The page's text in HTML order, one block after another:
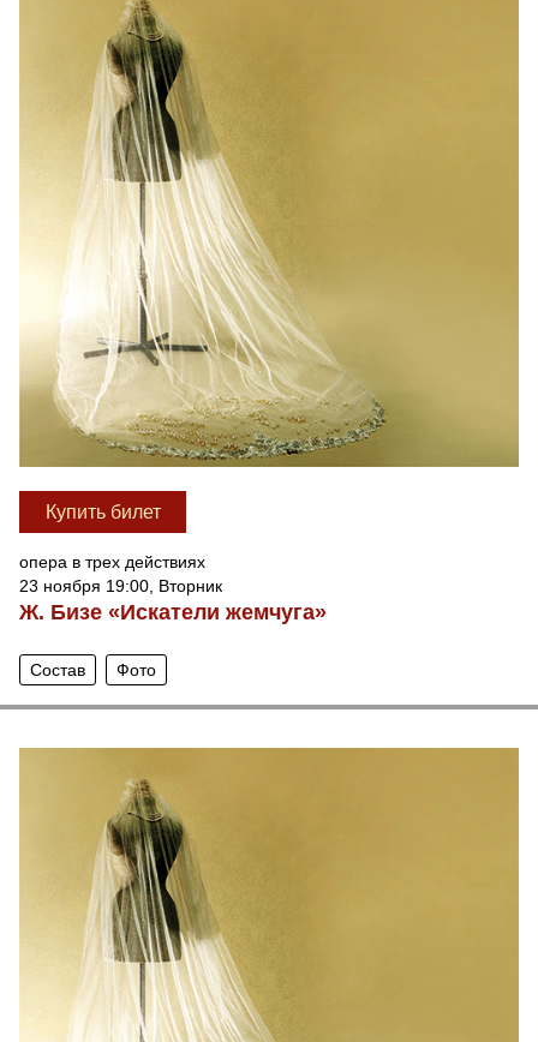
Купить билет
опера в трех действиях
23 ноября 19:00, Вторник
Ж. Бизе «Искатели жемчуга»
Состав Фото